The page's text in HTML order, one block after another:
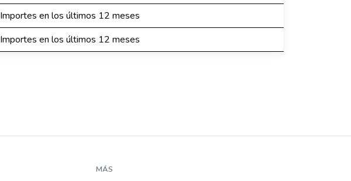
Importes en los últimos 12 meses
Importes en los últimos 12 meses
MÁS